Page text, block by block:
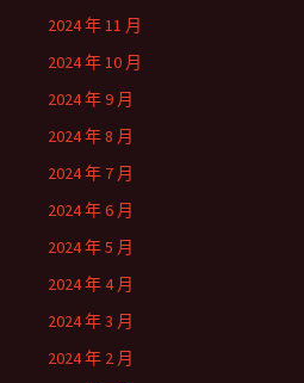
2024 年 11 月
2024 年 10 月
2024 年 9 月
2024 年 8 月
2024 年 7 月
2024 年 6 月
2024 年 5 月
2024 年 4 月
2024 年 3 月
2024 年 2 月